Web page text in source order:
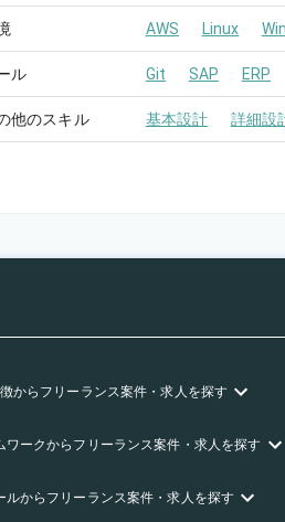
AWS Linux
ル Git SAP ERP
他のスキル 基本設計 詳細設
からフリーランス案件・求人を探す
ワークからフリーランス案件・求人を探す
ルからフリーランス案件・求人を探す